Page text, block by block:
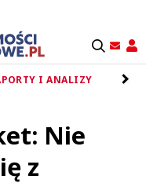
I ANALIZY
Nie
z